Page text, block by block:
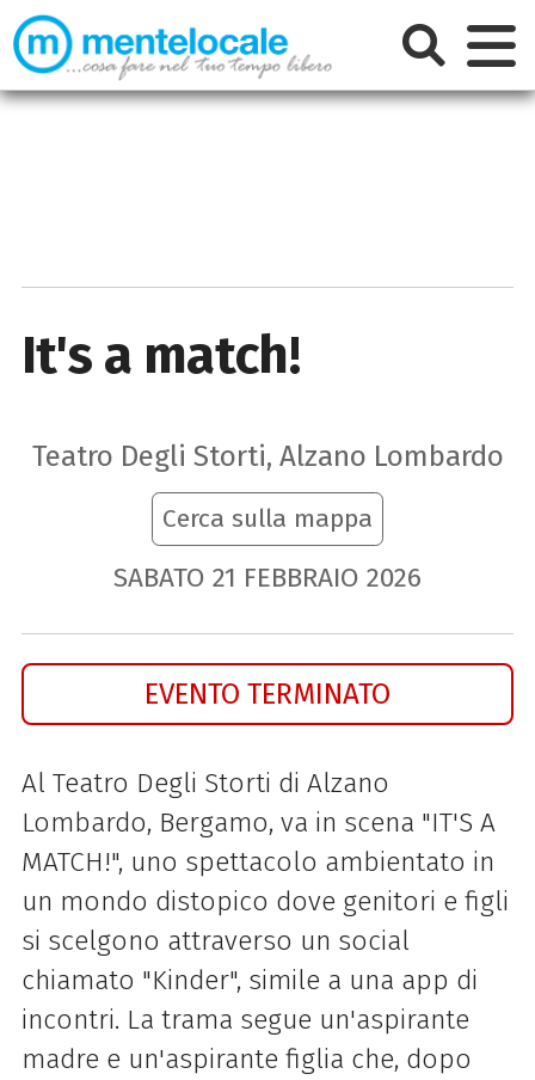
It's a match!
Teatro Degli Storti, Alzano Lombardo
Cerca sulla mappa
SABATO 21 FEBBRAIO 2026
EVENTO TERMINATO
Al Teatro Degli Storti di Alzano
Lombardo, Bergamo, va in scena "IT'S A
MATCH!", uno spettacolo ambientato in
un mondo distopico dove genitori e figli
si scelgono attraverso un social
chiamato "Kinder", simile a una app di
incontri. La trama segue un'aspirante
madre e un'aspirante figlia che, dopo